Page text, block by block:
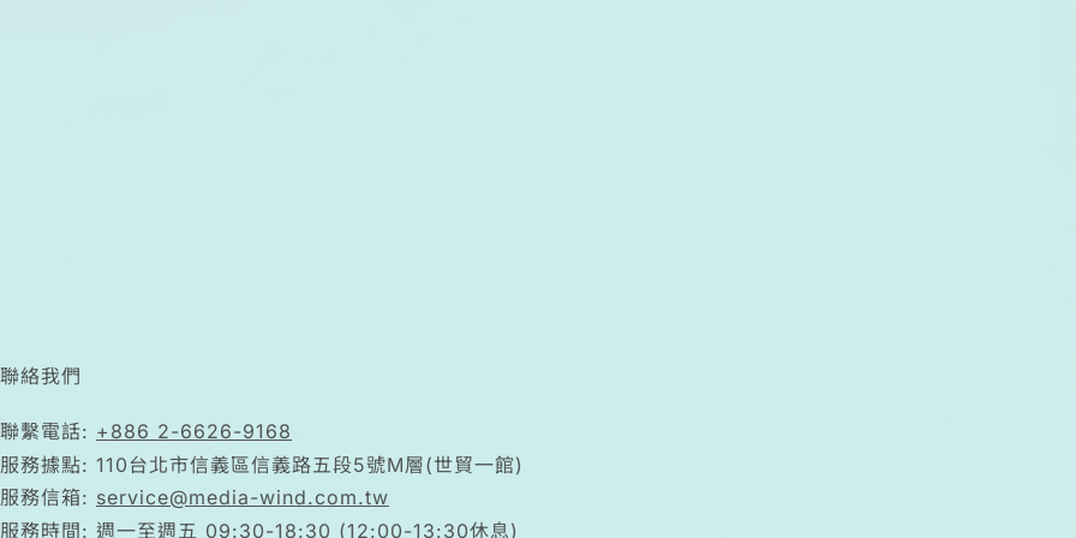
聯絡我們
聯繫電話: +886 2-6626-9168
服務據點: 110台北市信義區信義路五段5號M層(世貿一館)
服務信箱: service@media-wind.com.tw
服務時間: 週一至週五 09:30-18:30 (12:00-13:30休息)